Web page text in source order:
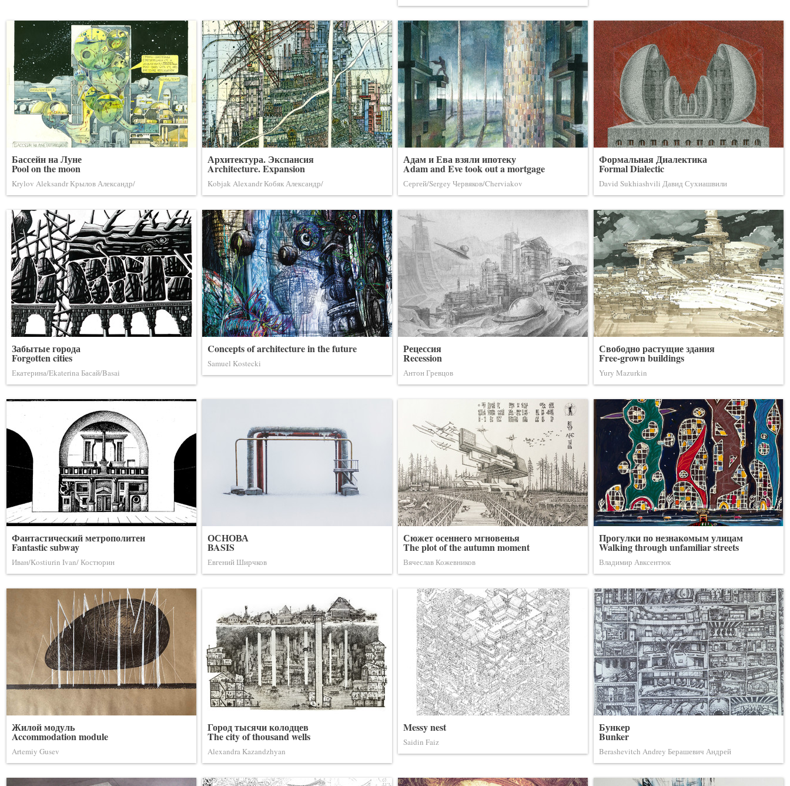
Бассейн на Луне
Pool on the moon
Krylov Aleksandr Крылов Александр/
Архитектура. Экспансия
Architecture. Expansion
Kobjak Alexandr Кобяк Александр/
Адам и Ева взяли ипотеку
Adam and Eve took out a mortgage
Сергей/Sergey Червяков/Cherviakov
Формальная Диалектика
Formal Dialectic
David Sukhiashvili Давид Сухиашвили
Забытые города
Forgotten cities
Екатерина/Ekaterina Басай/Basai
Concepts of architecture in the future
Samuel Kostecki
Рецессия
Recession
Антон Гревцов
Свободно растущие здания
Free-grown buildings
Yury Mazurkin
Фантастический метрополитен
Fantastic subway
Иван/Kostiurin Ivan/ Костюрин
ОСНОВА
BASIS
Евгений Ширчков
Сюжет осеннего мгновенья
The plot of the autumn moment
Вячеслав Кожевников
Прогулки по незнакомым улицам
Walking through unfamiliar streets
Владимир Авксентюк
Жилой модуль
Accommodation module
Artemiy Gusev
Город тысячи колодцев
The city of thousand wells
Alexandra Kazandzhyan
Messy nest
Saidin Faiz
Бункер
Bunker
Berashevitch Andrey Берашевич Андрей